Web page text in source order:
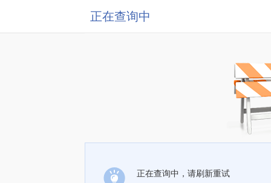
正在查询中
正在查询中，请刷新重试